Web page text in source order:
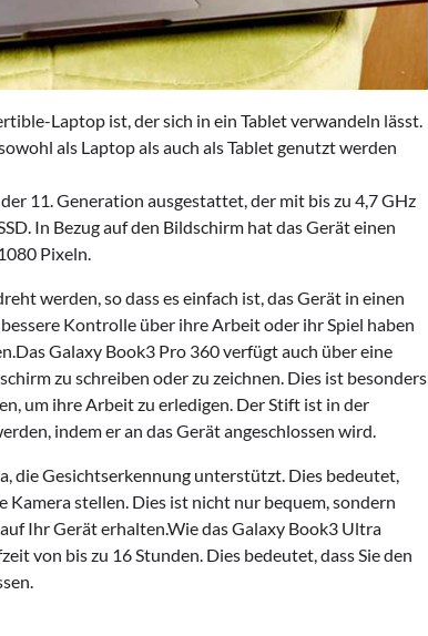
Laptop ist, der sich in ein Tablet verwandeln lässt.
als Laptop als auch als Tablet genutzt werden
11. Generation ausgestattet, der mit bis zu 4,7 GHz
In Bezug auf den Bildschirm hat das Gerät einen
Pixeln.
werden, so dass es einfach ist, das Gerät in einen
Kontrolle über ihre Arbeit oder ihr Spiel haben
Galaxy Book3 Pro 360 verfügt auch über eine
zu schreiben oder zu zeichnen. Dies ist besonders
um ihre Arbeit zu erledigen. Der Stift ist in der
indem er an das Gerät angeschlossen wird.
die Gesichtserkennung unterstützt. Dies bedeutet,
stellen. Dies ist nicht nur bequem, sondern
Ihr Gerät erhalten.Wie das Galaxy Book3 Ultra
von bis zu 16 Stunden. Dies bedeutet, dass Sie den